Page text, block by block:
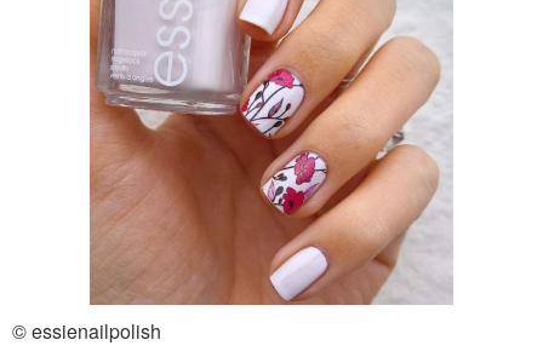
© essienailpolish